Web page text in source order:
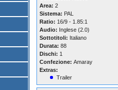
Area: 2
Sistema: PAL
Ratio: 16/9 - 1.85:1
Audio: Inglese (2.0)
Sottotitoli: Italiano
Durata: 88
Dischi: 1
Confezione: Amaray
Extras:
Trailer